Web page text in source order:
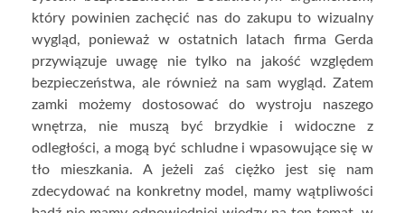
który powinien zachęcić nas do zakupu to wizualny
wygląd, ponieważ w ostatnich latach firma Gerda
przywiązuje uwagę nie tylko na jakość względem
bezpieczeństwa, ale również na sam wygląd. Zatem
zamki możemy dostosować do wystroju naszego
wnętrza, nie muszą być brzydkie i widoczne z
odległości, a mogą być schludne i wpasowujące się w
tło mieszkania. A jeżeli zaś ciężko jest się nam
zdecydować na konkretny model, mamy wątpliwości